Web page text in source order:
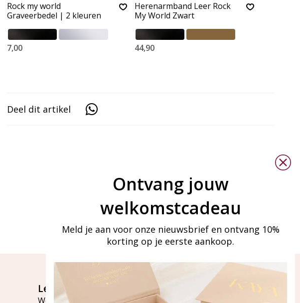
Rock my world
Graveerbedel | 2 kleuren
7,00
Herenarmband Leer Rock
My World Zwart
44,90
Deel dit artikel
Let's stay in touch
Word lid van onze mailinglijst
Ontvang jouw
welkomstcadeau
Meld je aan voor onze nieuwsbrief en ontvang 10%
korting op je eerste aankoop.